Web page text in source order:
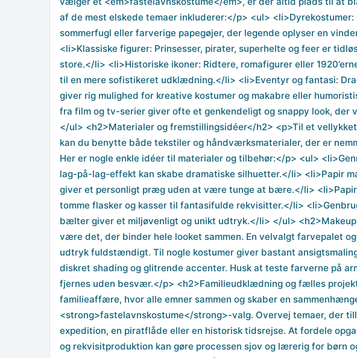
af de mest elskede temaer inkluderer:</p> <ul>
sommerfugl eller farverige papegøjer, der legende oplyser en
<li>Klassiske figurer: Prinsesser, pirater, superhelte og feer er
store.</li> <li>Historiske ikoner: Ridtere, romafigurer eller
til en mere sofistikeret udklædning.</li> <li>Eventyr og fantasi:
giver rig mulighed for kreative kostumer og makabre eller
fra film og tv-serier giver ofte et genkendeligt og snappy look, der
</ul> <h2>Materialer og fremstillingsidéer</h2> <p>Til et
kan du benytte både tekstiler og håndværksmaterialer, der er
Her er nogle enkle idéer til materialer og tilbehør:</p> <ul>
lag-på-lag-effekt kan skabe dramatiske silhuetter.</li> <li>Papir
giver et personligt præg uden at være tunge at bære.</li>
tomme flasker og kasser til fantasifulde rekvisitter.</li>
bælter giver et miljøvenligt og unikt udtryk.</li> </ul>
være det, der binder hele looket sammen. En velvalgt farvepalet
udtryk fuldstændigt. Til nogle kostumer giver bastant
diskret shading og glitrende accenter. Husk at teste farverne på
fjernes uden besvær.</p> <h2>Familieudklædning og fælles
familieaffære, hvor alle emner sammen og skaber en
<strong>fastelavnskostume</strong>-valg. Overvej temaer, der
expedition, en piratflåde eller en historisk tidsrejse. At fordele
og rekvisitproduktion kan gøre processen sjov og lærerig for børn